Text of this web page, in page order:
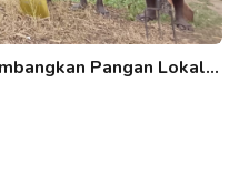
Pangan Lokal…